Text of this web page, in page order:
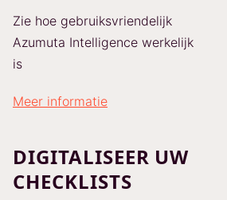
Zie hoe gebruiksvriendelijk
Azumuta Intelligence werkelijk
is
Meer informatie
DIGITALISEER UW
CHECKLISTS